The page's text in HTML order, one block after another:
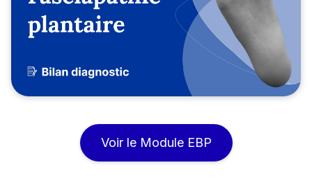
Voir le Module EBP